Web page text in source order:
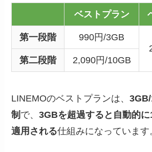
ベストプラン
第一段階
990円/3GB
第二段階
2,090円/10GB
LINEMOのベストプランは、
制 で、3GBを超過すると自動的
適用される仕組みになっています